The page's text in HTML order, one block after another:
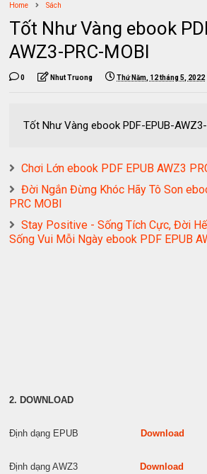
Home Sách
Tốt Như Vàng ebook
AWZ3-PRC-MOBI
0 Nhut Truong Thứ Năm, 12 tháng 5, 2022
Tốt Như Vàng ebook PDF-EPUB-
Chơi Lớn ebook PDF EPUB AWZ3
Đời Ngắn Đừng Khóc Hãy Tô Son
PRC MOBI
Stay Positive - Sống Tích Cực, Đời
Sống Vui Mỗi Ngày ebook PDF EPUB
2. DOWNLOAD
Định dạng EPUB Download
Định dạng AWZ3 Download